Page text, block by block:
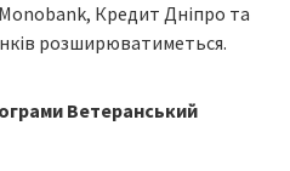
Кредит Дніпро та
розширюватиметься.
Ветеранський